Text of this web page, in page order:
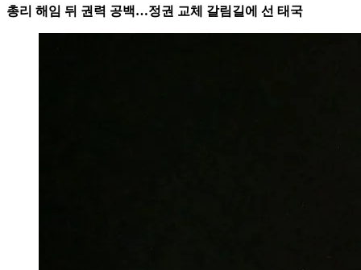
총리 해임 뒤 권력 공백…정권 교체 갈림길에 선 태국